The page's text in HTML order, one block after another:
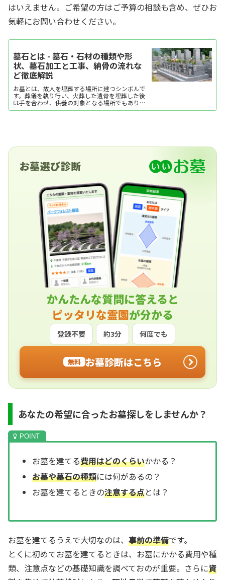
はいえません。ご希望の方はご予算の相談も含め、ぜひお
気軽にお問い合わせください。
墓石とは - 墓石・石材の種類や形
状、墓石加工と工事、納骨の流れな
ど徹底解説
お墓とは、故人を埋葬する場所に建つシンボルで
す。葬儀を執り行い、火葬した遺骨を埋葬した後
は手を合わせ、供養の対象となる場所でもありま
す。日本で一般の人がお墓を建てるようになった
お墓選び診断
かんたんな質問に答えると
ピッタリな霊園が分かる
登録不要 約3分 何度でも
無料 お墓診断はこちら
あなたの希望に合ったお墓探しをしませんか？
お墓を建てる費用はどのくらいかかる？
お墓や墓石の種類には何があるの？
お墓を建てるときの注意する点とは？
お墓を建てるうえで大切なのは、 事前の準備です。
とくに初めてお墓を建てるときは、お墓にかかる費用や種
類、注意点などの基礎知識を調べておのが重要。さらに資